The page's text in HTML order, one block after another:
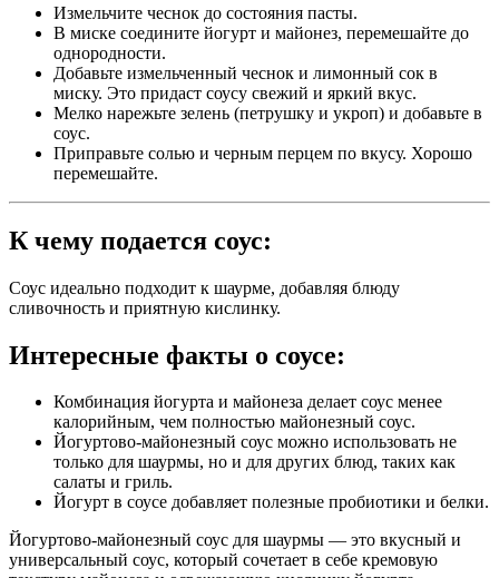
Измельчите чеснок до состояния пасты.
В миске соедините йогурт и майонез, перемешайте до
однородности.
Добавьте измельченный чеснок и лимонный сок в
миску. Это придаст соусу свежий и яркий вкус.
Мелко нарежьте зелень (петрушку и укроп) и добавьте в
соус.
Приправьте солью и черным перцем по вкусу. Хорошо
перемешайте.
К чему подается соус:
Соус идеально подходит к шаурме, добавляя блюду
сливочность и приятную кислинку.
Интересные факты о соусе:
Комбинация йогурта и майонеза делает соус менее
калорийным, чем полностью майонезный соус.
Йогуртово-майонезный соус можно использовать не
только для шаурмы, но и для других блюд, таких как
салаты и гриль.
Йогурт в соусе добавляет полезные пробиотики и белки.
Йогуртово-майонезный соус для шаурмы — это вкусный и
универсальный соус, который сочетает в себе кремовую